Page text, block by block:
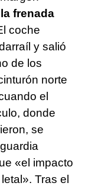
frenada
coche
y salió
de los
norte
el
donde
se
«el impacto
Tras el